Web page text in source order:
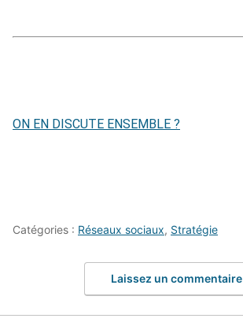
ON EN DISCUTE ENSEMBLE ?
Catégories : Réseaux sociaux, Stratégie
Laissez un commentaire